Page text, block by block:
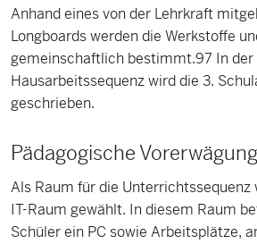
Anhand eines von der Lehrkraft
Longboards werden die Werkstoffe
gemeinschaftlich bestimmt.97 In der
Hausarbeitssequenz wird die 3.
geschrieben.
Pädagogische
Als Raum für die Unterrichtssequenz
IT-Raum gewählt. In diesem Raum
Schüler ein PC sowie Arbeitsplätze,